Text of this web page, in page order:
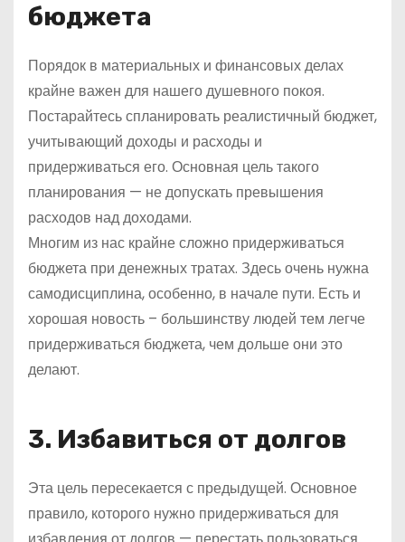
бюджета
Порядок в материальных и финансовых делах
крайне важен для нашего душевного покоя.
Постарайтесь спланировать реалистичный бюджет,
учитывающий доходы и расходы и
придерживаться его. Основная цель такого
планирования — не допускать превышения
расходов над доходами.
Многим из нас крайне сложно придерживаться
бюджета при денежных тратах. Здесь очень нужна
самодисциплина, особенно, в начале пути. Есть и
хорошая новость – большинству людей тем легче
придерживаться бюджета, чем дольше они это
делают.
3. Избавиться от долгов
Эта цель пересекается с предыдущей. Основное
правило, которого нужно придерживаться для